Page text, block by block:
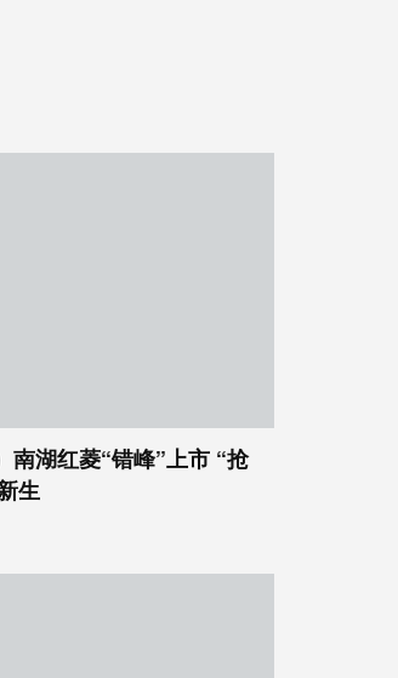
南湖红菱“错峰”上市 “抢
生